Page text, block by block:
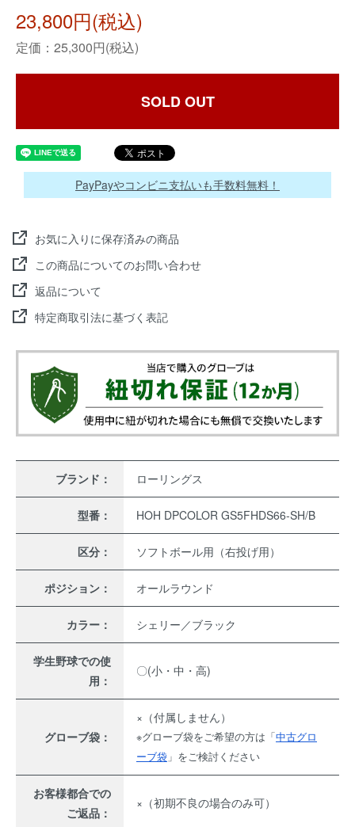
23,800円(税込)
定価：25,300円(税込)
SOLD OUT
PayPayやコンビニ支払いも手数料無料！
お気に入りに保存済みの商品
この商品についてのお問い合わせ
返品について
特定商取引法に基づく表記
ブランド： ローリングス
型番： HOH DPCOLOR GS5FHDS66-SH/B
区分： ソフトボール用（右投げ用）
ポジション： オールラウンド
カラー： シェリー／ブラック
学生野球での使
用：
〇(小・中・高)
グローブ袋：
×（付属しません）
※グローブ袋をご希望の方は「中古グロ
ーブ袋 」をご検討ください
お客様都合での
ご返品：
×（初期不良の場合のみ可）